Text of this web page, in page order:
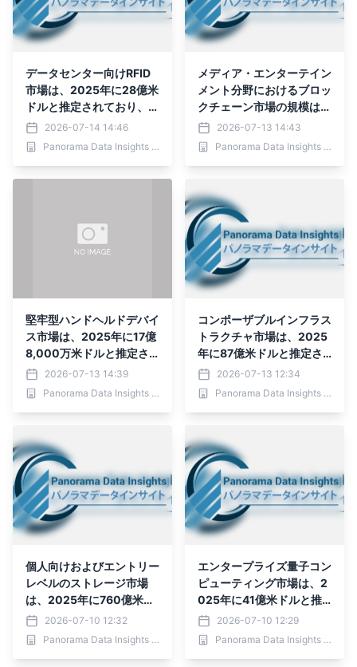
データセンター向けRFID
市場は、2025年に28億米
ドルと推定されており、2
036年までに89.1億米ドル
に達すると予測されていま
す。
2026-07-14 14:46
Panorama Data Insights Ltd.
メディア・エンターテイン
メント分野におけるブロッ
クチェーン市場の規模は、
2025年に14億201万米ド
ルと推定されており、203
6年までに1,538億3,177万
ています。
2026-07-13 14:43
Panorama Data Insights Ltd.
堅牢型ハンドヘルドデバイ
ス市場は、2025年に17億
8,000万米ドルと推定さ
れ、2036年までに36億3,
269万米ドルに達すると予
測されており、予測期間
2026-07-13 14:39
Panorama Data Insights Ltd.
コンポーザブルインフラス
トラクチャ市場は、2025
年に87億米ドルと推定さ
れ、2036年までに4,482
億9,000万米ドルに達す
ると予測されており、予測
年）において年平均成長率
（CAGR）43.1％で成長す
ると見込まれています。
2026-07-13 12:34
Panorama Data Insights Ltd.
個人向けおよびエントリー
レベルのストレージ市場
は、2025年に760億米ド
ルの規模になると推定され
ており、2036年までに1,7
21.84億米ドルに達すると
2026-07-10 12:32
Panorama Data Insights Ltd.
エンタープライズ量子コン
ピューティング市場は、2
025年に41億米ドルと推
定され、2036年までに39
6億1,000万米ドルに達す
ると予測されており、予測
2026-07-10 12:29
Panorama Data Insights Ltd.